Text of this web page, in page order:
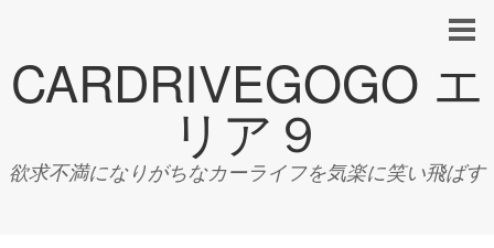
CARDRIVEGOGO エ
リア９
欲求不満になりがちなカーライフを気楽に笑い飛ばす